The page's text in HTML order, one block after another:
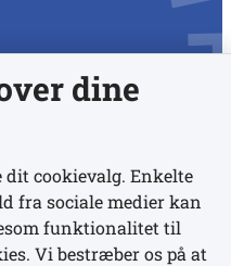
dine
cookievalg. Enkelte
fra sociale medier kan
funktionalitet til
Vi bestræber os på at